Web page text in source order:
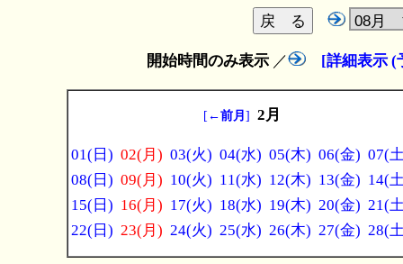
開始時間のみ表示 ／ [詳細表示 (
[ ←前月 ] 2月
01(日) 02(月) 03(火) 04(水) 05(木) 06(金) 07(
08(日) 09(月) 10(火) 11(水) 12(木) 13(金) 14(
15(日) 16(月) 17(火) 18(水) 19(木) 20(金) 21(
22(日) 23(月) 24(火) 25(水) 26(木) 27(金) 28(